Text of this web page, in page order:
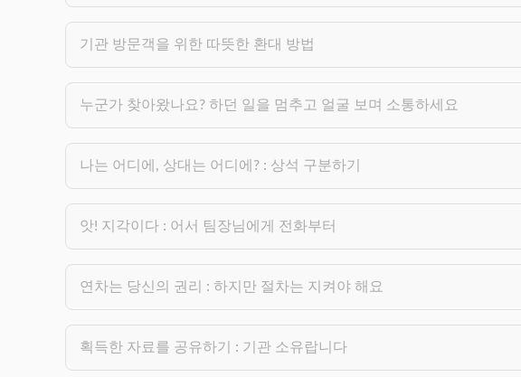
기관 방문객을 위한 따뜻한 환대 방법
누군가 찾아왔나요? 하던 일을 멈추고 얼굴 보며 소통하세요
나는 어디에, 상대는 어디에? : 상석 구분하기
앗! 지각이다 : 어서 팀장님에게 전화부터
연차는 당신의 권리 : 하지만 절차는 지켜야 해요
획득한 자료를 공유하기 : 기관 소유랍니다